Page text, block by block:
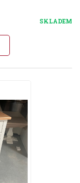
SKLADEM